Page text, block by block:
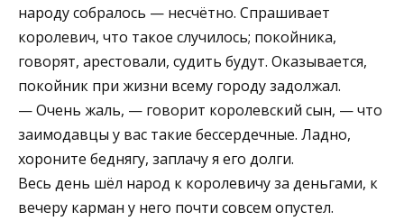
народу собралось — несчётно. Спрашивает
королевич, что такое случилось; покойника,
говорят, арестовали, судить будут. Оказывается,
покойник при жизни всему городу задолжал.
— Очень жаль, — говорит королевский сын, — что
заимодавцы у вас такие бессердечные. Ладно,
хороните беднягу, заплачу я его долги.
Весь день шёл народ к королевичу за деньгами, к
вечеру карман у него почти совсем опустел.